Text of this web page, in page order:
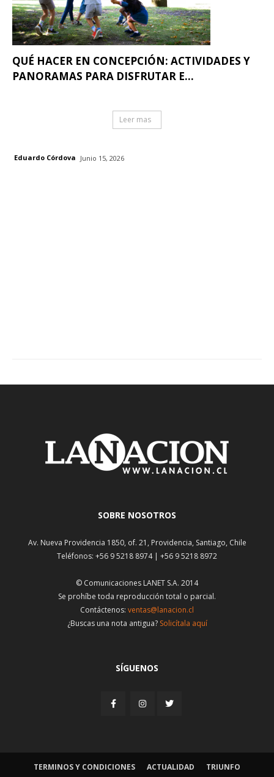
QUÉ HACER EN CONCEPCIÓN: ACTIVIDADES Y
PANORAMAS PARA DISFRUTAR E...
Leer mas
Eduardo Córdova Junio 15, 2026
SOBRE NOSOTROS
Av. Nueva Providencia 1850, of. 21, Providencia, Santiago, Chile
Teléfonos: +56 9 5218 8974 | +56 9 5218 8972
© Comunicaciones LANET S.A. 2014
Se prohíbe toda reproducción total o parcial.
Contáctenos: ventas@lanacion.cl
¿Buscas una nota antigua? Solicítala aquí
SÍGUENOS
TERMINOS Y CONDICIONES ACTUALIDAD TRIUNFO